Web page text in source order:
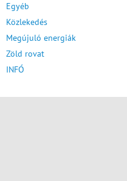
Egyéb
Közlekedés
Megújuló energiák
Zöld rovat
INFÓ